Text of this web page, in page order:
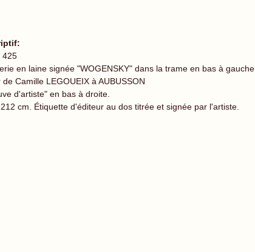
425
en laine signée "WOGENSKY" dans la trame en bas à gauche,
de Camille LEGOUEIX à AUBUSSON
d'artiste" en bas à droite.
cm. Étiquette d'éditeur au dos titrée et signée par l'artiste.